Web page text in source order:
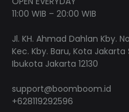
11:00 WIB – 20:00 WIB
Jl. KH. Ahmad Dahlan Kby.
Kec. Kby. Baru, Kota
Ibukota Jakarta 12130
support@boomboom.id
+628119292596